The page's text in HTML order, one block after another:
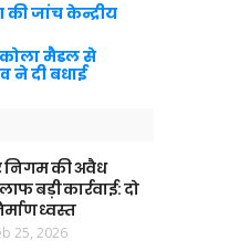
की जांच केन्द्रीय
मैडल से
ने दी बधाई
निगम की अवैध
बड़ी कार्रवाई: दो
ध्वस्त
25, 2026